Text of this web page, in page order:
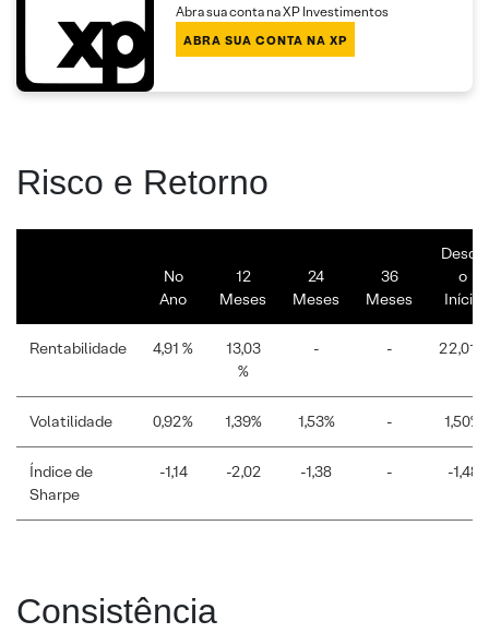
Abra sua conta na XP Investimentos
ABRA SUA CONTA NA XP
Risco e Retorno
No
Ano
12
Meses
24
Meses
36
Meses
Desde
o
Início
Rentabilidade 4,91 %
13,03
%
- - 22,01%
Volatilidade 0,92% 1,39% 1,53% - 1,50%
Índice de
Sharpe
-1,14 -2,02 -1,38 - -1,48
Consistência